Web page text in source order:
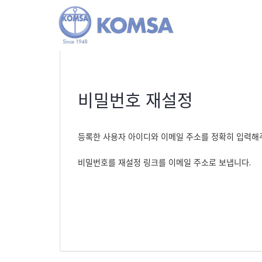
비밀번호 재설정
등록한 사용자 아이디와 이메일 주소를 정확히 입력해
비밀번호를 재설정 링크를 이메일 주소로 보냅니다.